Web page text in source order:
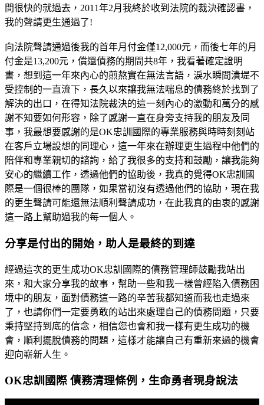
間很快的就過去，2011年2月我終於收到法院的裁決確認書，
我的聲請更生通過了!
向法院聲請通過後我的首年月付金僅12,000元，而後七年的月
付金是13,200元，償還債務的期間共8年，我看著確定證明
書，想到這一年來內心的煎熬實在無法言語，淚水瞬間潰堤不
受控制的一直流下，長久以來讓我無法喘息的債務終於找到了
解決的出口，在得知法院裁決的這一刻內心的激動和萬分的感
謝不知要如何形容，除了感謝一直在身旁支持我的朋友及同
事，我最想要感謝的是OK忠訓國際的專業服務與時時刻刻站
在客戶立場設想的同理心，這一年來在辦理更生過程中他們的
陪伴和專業親切的諮詢，給了我很多的支持和鼓勵，讓我能夠
安心的繼續工作，透過他們的協助後，我真的覺得OK忠訓國
際是一個很棒的團隊，如果當初沒有透過他們的協助，現在我
的更生聲請可能還無法順利聲請成功，在此我真的由衷的感謝
這一路上幫助過我的每一個人。
分享是付出的開始，助人是最終的到達
經過這次的更生成功OK忠訓國際的債務管理師鼓勵我站出
來，和大家分享我的故事，幫助一些和我一樣曾經陷入債務困
境中的朋友，面對債務這一路的辛苦我都知道而我也走過來
了，也請你們一定要勇敢的站出來處理自己的債務問題，只要
秉持堅持到底的信念，相信您也會和我一樣有更生成功的機
會，順利擺脫債務的問題，這樣才能讓自己有重新來過的機會
迎向嶄新人生。
OK忠訓國際 債務清理條例，生命勇者現身說法